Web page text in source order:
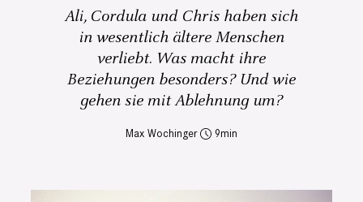
Ali, Cordula und Chris haben sich
in wesentlich ältere Menschen
verliebt. Was macht ihre
Beziehungen besonders? Und wie
gehen sie mit Ablehnung um?
Max Wochinger 9